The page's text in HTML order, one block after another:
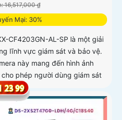
16,517,000 ₫
Mại: 30%
CF4203GN-AL-SP là một giải
lĩnh vực giám sát và bảo vệ.
này mang đến hình ảnh
phép người dùng giám sát